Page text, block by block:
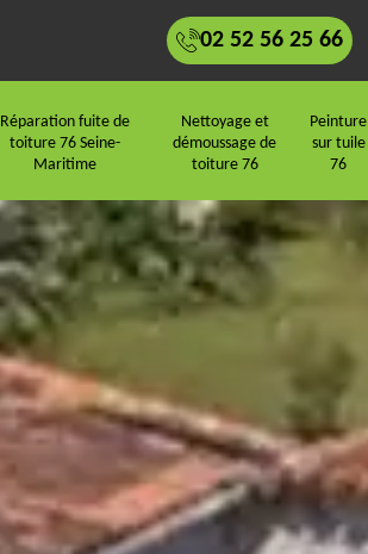
02 52 56 25 66
Réparation fuite de
toiture 76 Seine-
Maritime
Nettoyage et
démoussage de
toiture 76
Peinture
sur tuile
76